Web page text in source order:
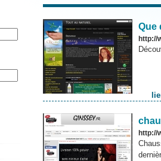
Que
http://
http://